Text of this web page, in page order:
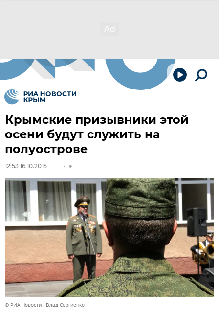
Крымские призывники этой
осени будут служить на
полуострове
12:53 16.10.2015
© РИА Новости . Влад Сергиенко